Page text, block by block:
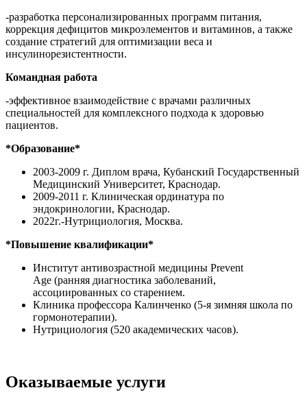
-разработка персонализированных программ питания,
коррекция дефицитов микроэлементов и витаминов, а также
создание стратегий для оптимизации веса и
инсулинорезистентности.
Командная работа
-эффективное взаимодействие с врачами различных
специальностей для комплексного подхода к здоровью
пациентов.
*Образование*
2003-2009 г. Диплом врача, Кубанский Государственный
Медицинский Университет, Краснодар.
2009-2011 г. Клиническая ординатура по
эндокринологии, Краснодар.
2022г.-Нутрициология, Москва.
*Повышение квалификации*
Институт антивозрастной медицины Prevent
Age (ранняя диагностика заболеваний,
ассоциированных со старением.
Клиника профессора Калинченко (5-я зимняя школа по
гормонотерапии).
Нутрициология (520 академических часов).
Оказываемые услуги